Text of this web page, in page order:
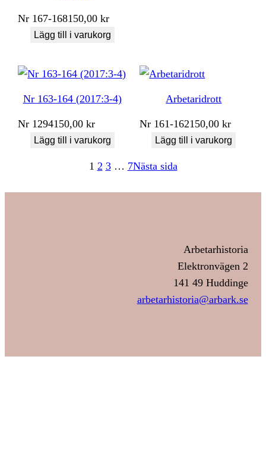
Nr 167-168150,00kr
Lägg till i varukorg
Nr 163-164 (2017:3-4)
Nr 1294150,00kr
Lägg till i varukorg
Arbetaridrott
Nr 161-162150,00kr
Lägg till i varukorg
1 2 3 … 7Nästa sida
Arbetarhistoria
Elektronvägen 2
141 49 Huddinge
arbetarhistoria@arbark.se